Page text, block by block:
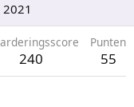
240
Punten
55